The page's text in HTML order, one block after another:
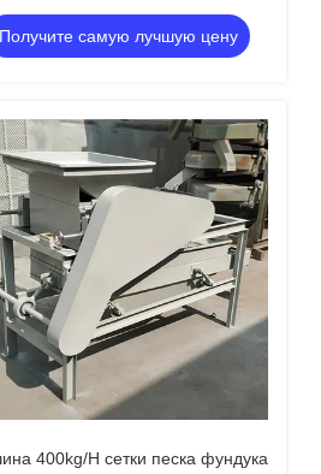
Получите самую лучшую цену
400kg/H сетки песка фундука